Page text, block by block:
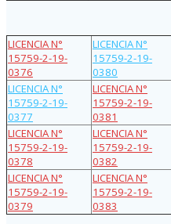
LICENCIA N°
15759-2-19-
0376
LICENCIA N°
15759-2-19-
0380
LICENCIA N°
15759-2-19-
0377
LICENCIA N°
15759-2-19-
0381
LICENCIA N°
15759-2-19-
0378
LICENCIA N°
15759-2-19-
0382
LICENCIA N°
15759-2-19-
0379
LICENCIA N°
15759-2-19-
0383